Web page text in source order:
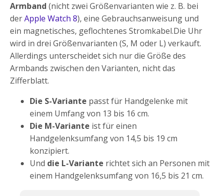
Armband (nicht zwei Größenvarianten wie z. B. bei
derApple Watch 8), eine Gebrauchsanweisung und
ein magnetisches, geflochtenes Stromkabel.Die Uhr
wird in drei Größenvarianten (S, M oder L) verkauft.
Allerdings unterscheidet sich nur die Größe des
Armbands zwischen den Varianten, nicht das
Zifferblatt.
Die S-Variante passt für Handgelenke mit
einem Umfang von 13 bis 16 cm.
Die M-Variante ist für einen
Handgelenksumfang von 14,5 bis 19 cm
konzipiert.
Und die L-Variante richtet sich an Personen mit
einem Handgelenksumfang von 16,5 bis 21 cm.